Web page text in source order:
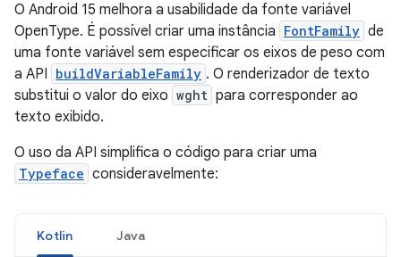
O Android 15 melhora a usabilidade da fonte variável
OpenType. É possível criar uma instância FontFamily de
uma fonte variável sem especificar os eixos de peso com
a API buildVariableFamily . O renderizador de texto
substitui o valor do eixo wght para corresponder ao
texto exibido.
O uso da API simplifica o código para criar uma
Typeface consideravelmente:
Kotlin Java